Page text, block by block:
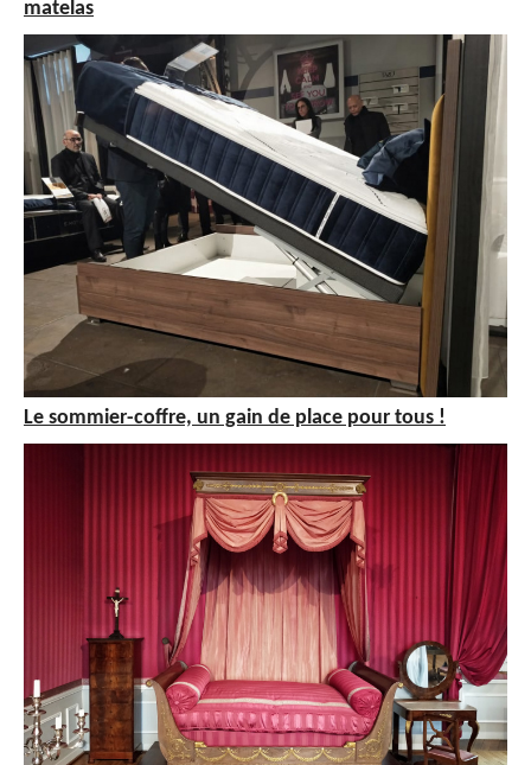
matelas
Le sommier-coffre, un gain de place pour tous !